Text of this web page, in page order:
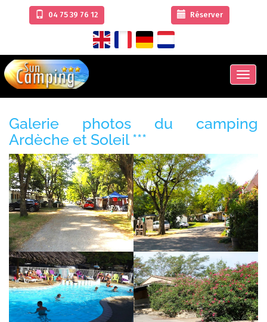
04 75 39 76 12 Réserver
Menu
Galerie photos du camping
Ardèche et Soleil ***